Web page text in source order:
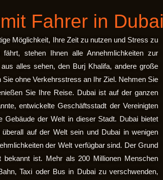
Fahrer in Dubai
Möglichkeit, Ihre Zeit zu nutzen und Stress zu
stehen Ihnen alle Annehmlichkeiten zur
alles sehen, den Burj Khalifa, andere große
ohne Verkehrsstress an Ihr Ziel. Nehmen Sie
Sie Ihre Reise. Dubai ist auf der ganzen
entwickelte Geschäftsstadt der Vereinigten
der Welt in dieser Stadt. Dubai bietet
auf der Welt sein und Dubai in wenigen
der Welt verfügbar sind. Der Grund
ist. Mehr als 200 Millionen Menschen
Taxi oder Bus in Dubai zu verschwenden,